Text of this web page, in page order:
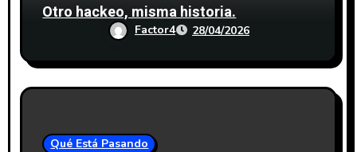
Otro hackeo, misma historia.
Factor4 28/04/2026
Qué Está Pasando